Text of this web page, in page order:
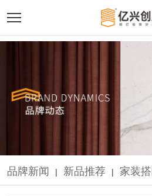
品牌新闻 | 新品推荐 | 家装